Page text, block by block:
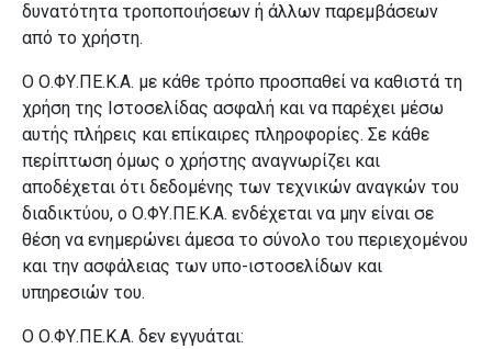
δυνατότητα τροποποιήσεων ή άλλων παρεμβάσεων
από το χρήστη.
Ο Ο.ΦΥ.ΠΕ.Κ.Α. με κάθε τρόπο προσπαθεί να καθιστά τη
χρήση της Ιστοσελίδας ασφαλή και να παρέχει μέσω
αυτής πλήρεις και επίκαιρες πληροφορίες. Σε κάθε
περίπτωση όμως ο χρήστης αναγνωρίζει και
αποδέχεται ότι δεδομένης των τεχνικών αναγκών του
διαδικτύου, ο Ο.ΦΥ.ΠΕ.Κ.Α. ενδέχεται να μην είναι σε
θέση να ενημερώνει άμεσα το σύνολο του περιεχομένου
και την ασφάλειας των υπο-ιστοσελίδων και
υπηρεσιών του.
Ο Ο.ΦΥ.ΠΕ.Κ.Α. δεν εγγυάται: